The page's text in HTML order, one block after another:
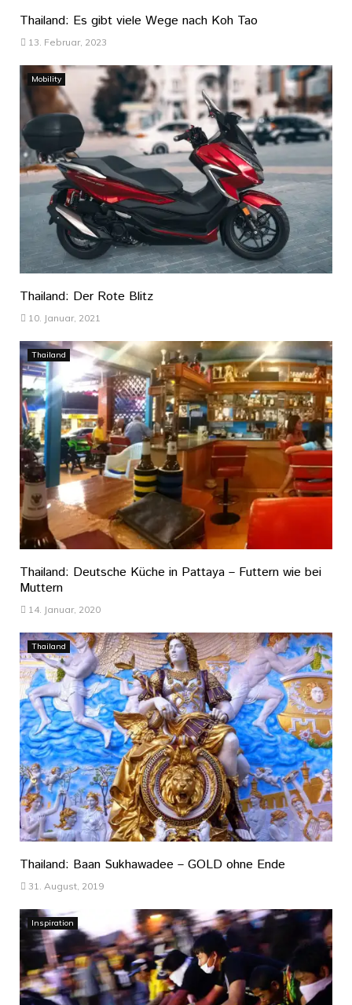
Thailand: Es gibt viele Wege nach Koh Tao
13. Februar, 2023
Mobility
Thailand: Der Rote Blitz
10. Januar, 2021
Thailand
Thailand: Deutsche Küche in Pattaya – Futtern wie bei
Muttern
14. Januar, 2020
Thailand
Thailand: Baan Sukhawadee – GOLD ohne Ende
31. August, 2019
Inspiration